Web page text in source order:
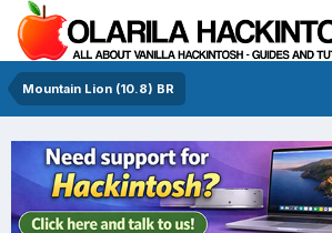
Mountain Lion (10.8) BR